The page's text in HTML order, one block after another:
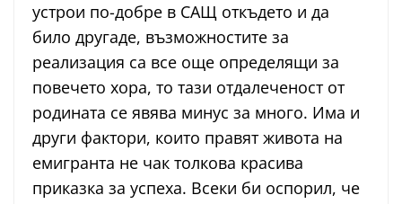
устрои по-добре в САЩ откъдето и да
било другаде, възможностите за
реализация са все още определящи за
повечето хора, то тази отдалеченост от
родината се явява минус за много. Има и
други фактори, които правят живота на
емигранта не чак толкова красива
приказка за успеха. Всеки би оспорил, че